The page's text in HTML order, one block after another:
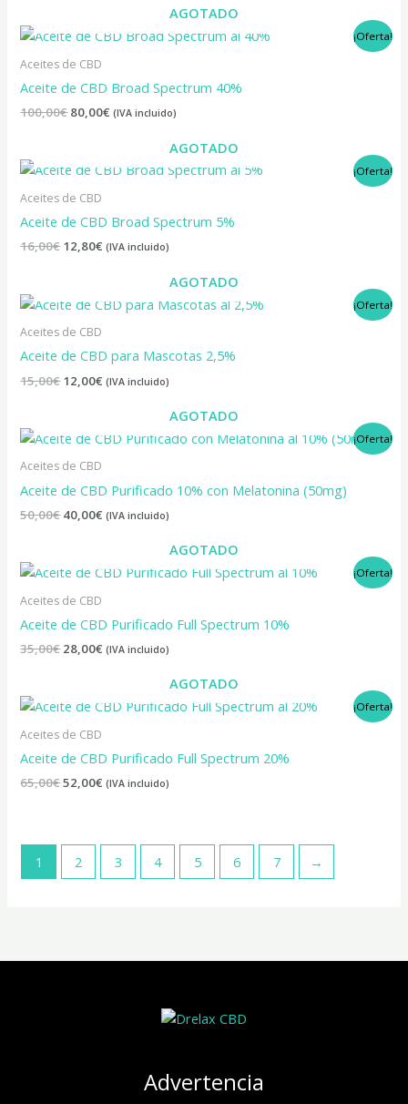
¡Oferta!
AGOTADO
Aceites de CBD
Aceite de CBD Broad Spectrum 40%
100,00€
El
original
100,00€.
80,00€
El
80,00€.
(IVA incluido)
¡Oferta!
AGOTADO
Aceites de CBD
Aceite de CBD Broad Spectrum 5%
16,00€
El
original
16,00€.
12,80€
El
12,80€.
(IVA incluido)
¡Oferta!
AGOTADO
Aceites de CBD
Aceite de CBD para Mascotas 2,5%
15,00€
El
original
15,00€.
12,00€
El
precio
12,00€.
(IVA incluido)
¡Oferta!
AGOTADO
Aceites de CBD
Aceite de CBD Purificado 10% con Melatonina (50mg)
50,00€
El
original
50,00€.
40,00€
El
40,00€.
(IVA incluido)
¡Oferta!
AGOTADO
Aceites de CBD
Aceite de CBD Purificado Full Spectrum 10%
35,00€
El
original
35,00€.
28,00€
El
28,00€.
(IVA incluido)
¡Oferta!
AGOTADO
Aceites de CBD
Aceite de CBD Purificado Full Spectrum 20%
65,00€
El
original
65,00€.
52,00€
El
52,00€.
(IVA incluido)
1 2 3 4 5 6 7 →
Advertencia